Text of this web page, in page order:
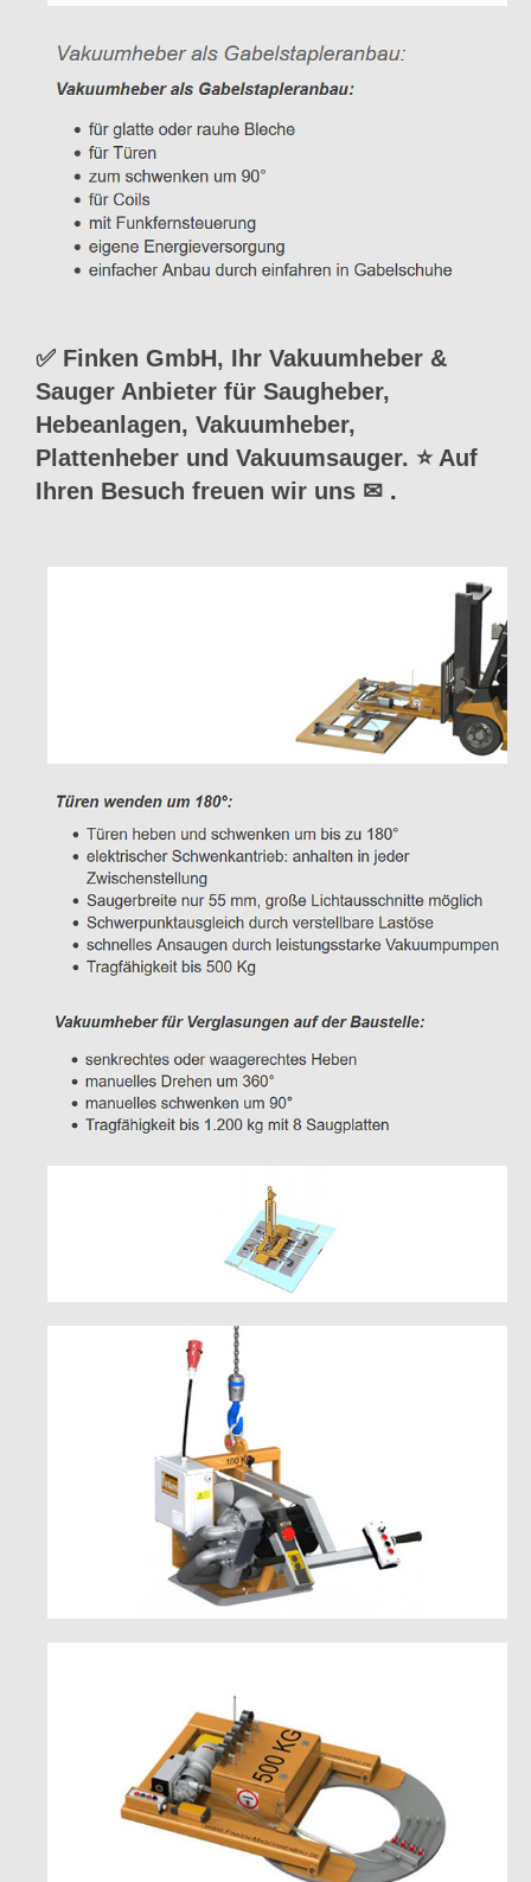
✅ Finken GmbH, Ihr Vakuumheber &
Sauger Anbieter für Saugheber,
Hebeanlagen, Vakuumheber,
Plattenheber und Vakuumsauger. ⭐ Auf
Ihren Besuch freuen wir uns ✉ .